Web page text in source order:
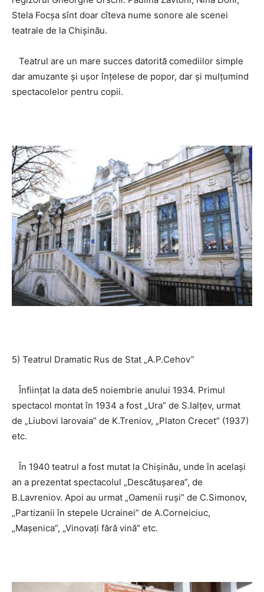
Stela Focşa sînt doar cîteva nume sonore ale scenei
teatrale de la Chişinău.
Teatrul are un mare succes datorită comediilor simple
dar amuzante și ușor înțelese de popor, dar și mulțumind
spectacolelor pentru copii.
5) Teatrul Dramatic Rus de Stat „A.P.Cehov”
Înființat la data de5 noiembrie anului 1934. Primul
spectacol montat în 1934 a fost „Ura” de S.Ialțev, urmat
de „Liubovi Iarovaia” de K.Treniov, „Platon Crecet” (1937)
etc.
În 1940 teatrul a fost mutat la Chișinău, unde în același
an a prezentat spectacolul „Descătușarea”, de
B.Lavreniov. Apoi au urmat „Oamenii ruși” de C.Simonov,
„Partizanii în stepele Ucrainei” de A.Corneiciuc,
„Mașenica”, „Vinovați fără vină” etc.